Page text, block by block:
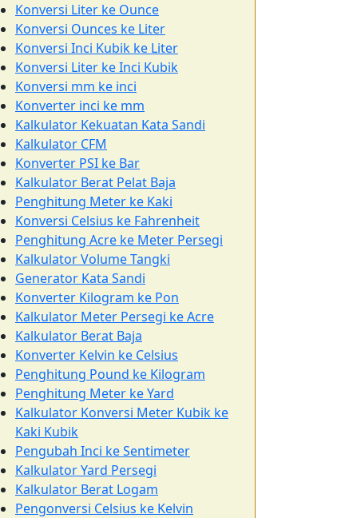
Konversi Liter ke Ounce
Konversi Ounces ke Liter
Konversi Inci Kubik ke Liter
Konversi Liter ke Inci Kubik
Konversi mm ke inci
Konverter inci ke mm
Kalkulator Kekuatan Kata Sandi
Kalkulator CFM
Konverter PSI ke Bar
Kalkulator Berat Pelat Baja
Penghitung Meter ke Kaki
Konversi Celsius ke Fahrenheit
Penghitung Acre ke Meter Persegi
Kalkulator Volume Tangki
Generator Kata Sandi
Konverter Kilogram ke Pon
Kalkulator Meter Persegi ke Acre
Kalkulator Berat Baja
Konverter Kelvin ke Celsius
Penghitung Pound ke Kilogram
Penghitung Meter ke Yard
Kalkulator Konversi Meter Kubik ke
Kaki Kubik
Pengubah Inci ke Sentimeter
Kalkulator Yard Persegi
Kalkulator Berat Logam
Pengonversi Celsius ke Kelvin